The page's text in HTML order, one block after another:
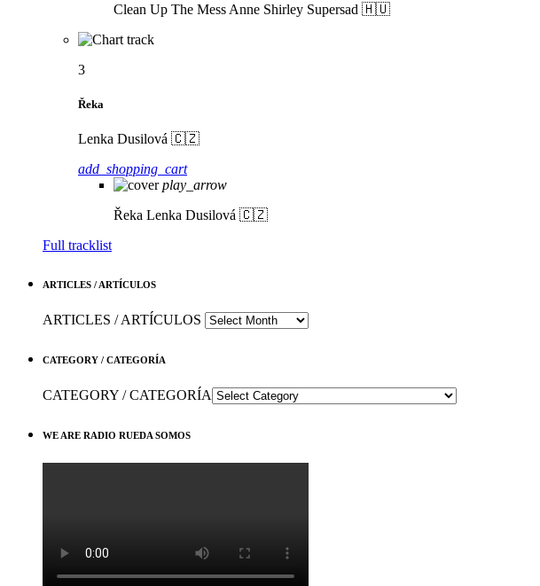
Clean Up The Mess Anne Shirley Supersad 🇭🇺
3
Řeka
Lenka Dusilová 🇨🇿
add_shopping_cart
play_arrow
Řeka Lenka Dusilová 🇨🇿
Full tracklist
ARTICLES / ARTÍCULOS
ARTICLES / ARTÍCULOS
CATEGORY / CATEGORÍA
CATEGORY / CATEGORÍA
WE ARE RADIO RUEDA SOMOS